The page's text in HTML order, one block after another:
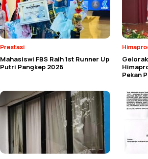
Prestasi
Mahasiswi FBS Raih 1st Runner Up
Putri Pangkep 2026
Pekan